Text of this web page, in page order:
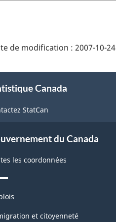
de modification : 2007-10-24
Canada
StatCan
du Canada
les coordonnées
et citoyenneté